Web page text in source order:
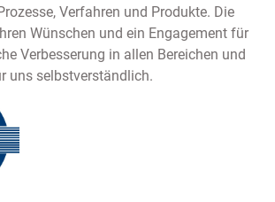
Verfahren und Produkte. Die
Wünschen und ein Engagement für
Verbesserung in allen Bereichen und
uns selbstverständlich.